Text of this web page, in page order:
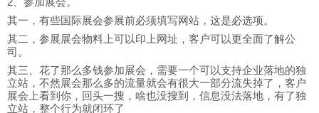
2、参加展会。
其一，有些国际展会参展前必须填写网站，这是必选项。
其二，参展展会物料上可以印上网址，客户可以更全面了解公
司。
其三、花了那么多钱参加展会，需要一个可以支持企业落地的独
立站，不然展会那么多的流量就会有很大一部分流失掉了，客户
展会上看到你，回头一搜，啥也没搜到，信息没法落地，有了独
立站，整个行为就闭环了